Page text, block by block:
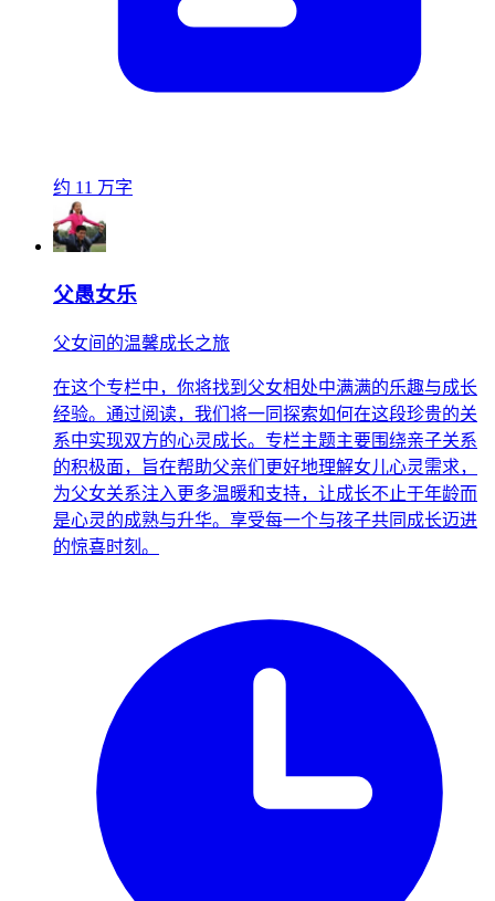
约 11 万字
父愚女乐
父女间的温馨成长之旅
在这个专栏中，你将找到父女相处中满满的乐趣与成长
经验。通过阅读，我们将一同探索如何在这段珍贵的关
系中实现双方的心灵成长。专栏主题主要围绕亲子关系
的积极面，旨在帮助父亲们更好地理解女儿心灵需求，
为父女关系注入更多温暖和支持，让成长不止于年龄而
是心灵的成熟与升华。享受每一个与孩子共同成长迈进
的惊喜时刻。